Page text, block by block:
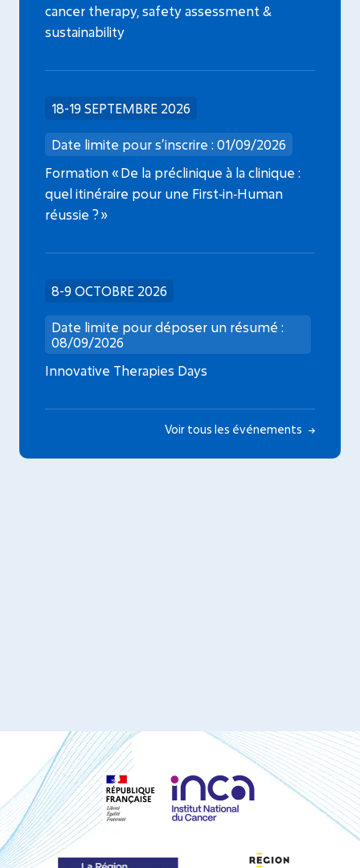
cancer therapy, safety assessment &
sustainability
18-19 SEPTEMBRE 2026
Date limite pour s’inscrire : 01/09/2026
Formation « De la préclinique à la clinique :
quel itinéraire pour une First‑in‑Human
réussie ? »
8-9 OCTOBRE 2026
Date limite pour déposer un résumé :
08/09/2026
Innovative Therapies Days
Voir tous les événements